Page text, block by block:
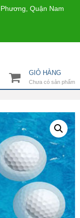
Quận Nam
GIỎ HÀNG
Chưa có sản phẩm